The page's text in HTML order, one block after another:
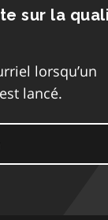
sur la
lorsqu’un
lancé.